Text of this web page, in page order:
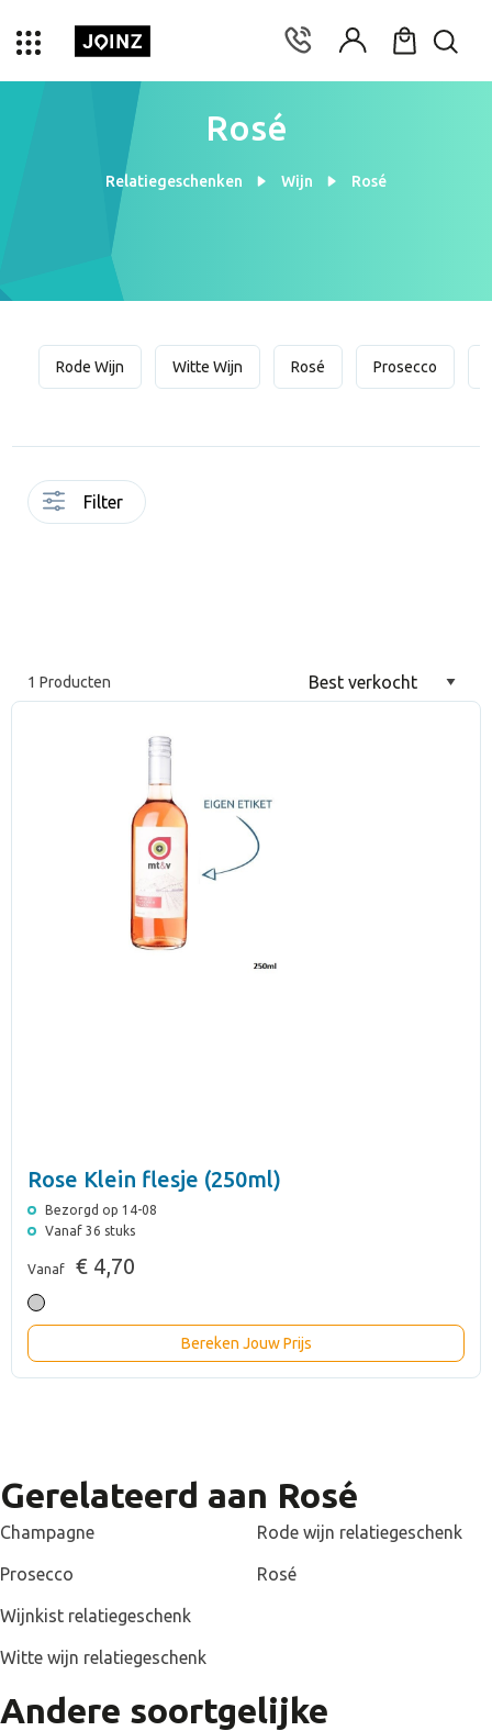
Rosé
Relatiegeschenken Wijn Rosé
Rode Wijn Witte Wijn Rosé Prosecco
Filter
1 Producten
Rose Klein flesje (250ml)
Bezorgd op 14-08
Vanaf 36 stuks
Vanaf € 4,70
Bereken Jouw Prijs
Gerelateerd aan Rosé
Champagne
Prosecco
Rode wijn relatiegeschenk
Rosé
Wijnkist relatiegeschenk
Witte wijn relatiegeschenk
Andere soortgelijke